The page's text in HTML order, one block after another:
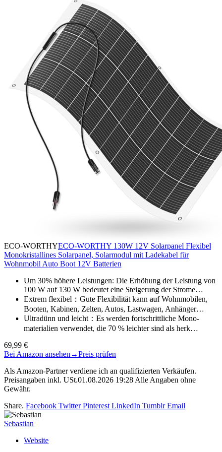
ECO-WORTHYECO-WORTHY 130W 12V Solarpanel Flexibel
Monokristallines Solarpanel, Solarmodul mit Ladekabel für
Wohnmobil Auto Boot 12V Batterien
Um 30% höhere Leistungen: Die Erhöhung der Leistung von
100 W auf 130 W bedeutet eine Steigerung der Strome…
Extrem flexibel：Gute Flexibilität kann auf Wohnmobilen,
Booten, Kabinen, Zelten, Autos, Lastwagen, Anhänger…
Ultradünn und leicht：Es werden fortschrittliche Mono-
materialien verwendet, die 70 % leichter sind als herk…
69,99 €
Bei Amazon ansehen →Preis prüfen
Als Amazon-Partner verdiene ich an qualifizierten Verkäufen.
Preisangaben inkl. USt.01.08.2026 19:28 Alle Angaben ohne
Gewähr.
Share. Facebook Twitter Pinterest LinkedIn Tumblr Email
Sebastian
Website